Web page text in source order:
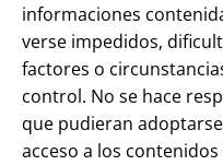
informaciones
verse impedidos,
factores o
control. No se hace
que pudieran
acceso a los